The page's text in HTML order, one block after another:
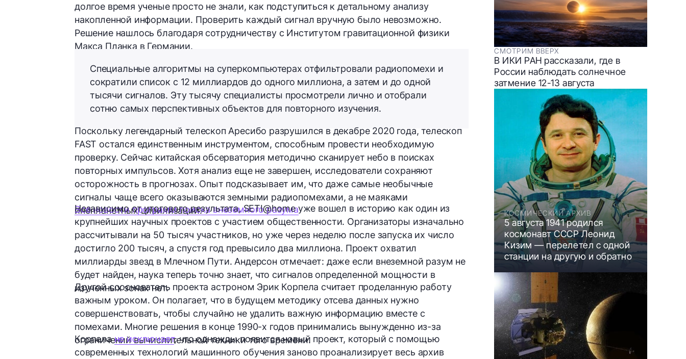
долгое время ученые просто не знали, как подступиться к детальному анализу
накопленной информации. Проверить каждый сигнал вручную было невозможно.
Решение нашлось благодаря сотрудничеству с Институтом гравитационной физики
Макса Планка в Германии.
Специальные алгоритмы на суперкомпьютерах отфильтровали радиопомехи и
сократили список с 12 миллиардов до одного миллиона, а затем и до одной
тысячи сигналов. Эту тысячу специалисты просмотрели лично и отобрали
сотню самых перспективных объектов для повторного изучения.
Поскольку легендарный телескоп Аресибо разрушился в декабре 2020 года, телескоп
FAST остался единственным инструментом, способным провести необходимую
проверку. Сейчас китайская обсерватория методично сканирует небо в поисках
повторных импульсов. Хотя анализ еще не завершен, исследователи сохраняют
осторожность в прогнозах. Опыт подсказывает им, что даже самые необычные
сигналы чаще всего оказываются земными радиопомехами, а не маяками
инопланетных цивилизаций.
Все новости программ поиска внеземного разума
Независимо от итогового результата, SETI@home уже вошел в историю как один из
крупнейших научных проектов с участием общественности. Организаторы изначально
рассчитывали на 50 тысяч участников, но уже через неделю после запуска их число
достигло 200 тысяч, а спустя год превысило два миллиона. Проект охватил
миллиарды звезд в Млечном Пути. Андерсон отмечает: даже если внеземной разум не
будет найден, наука теперь точно знает, что сигналов определенной мощности в
изученных зонах нет.
Другой сооснователь проекта астроном Эрик Корпела считает проделанную работу
важным уроком. Он полагает, что в будущем методику отсева данных нужно
совершенствовать, чтобы случайно не удалить важную информацию вместе с
помехами. Многие решения в конце 1990-х годов принимались вынужденно из-за
ограничений вычислительной техники того времени.
Корпелане исключает, что однажды появится новый проект, который с помощью
современных технологий машинного обучения заново проанализирует весь архив
СМОТРИМ ВВЕРХ
В ИКИ РАН рассказали, где в
России наблюдать солнечное
затмение 12-13 августа
КОСМИЧЕСКИЙ АРХИВ
5 августа 1941 родился
космонавт СССР Леонид
Кизим — перелетел с одной
станции на другую и обратно